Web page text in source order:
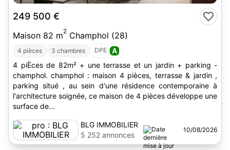
249 500 €
Maison 82 m2 Champhol (28)
4 pièces 3 chambres DPE : A
4 piÈces de 82m² + une terrasse et un jardin + parking -
champhol. champhol : maison 4 pièces, terrasse & jardin ,
parking situé , au sein d'une résidence contemporaine à
l'architecture soignée, ce maison de 4 pièces développe une
surface de...
BLG IMMOBILIER
5 252 annonces
10/08/2026